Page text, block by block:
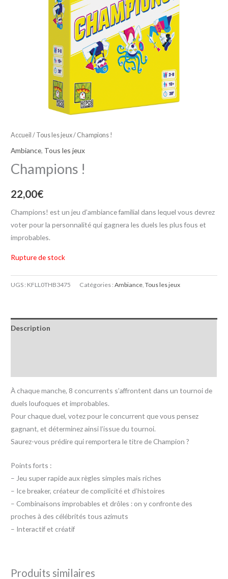
Accueil / Tous les jeux/ Champions !
Ambiance, Tous les jeux
Champions !
22,00€
Champions! est un jeu d’ambiance familial dans lequel vous devrez
voter pour la personnalité qui gagnera les duels les plus fous et
improbables.
Rupture de stock
UGS : KFLL0THB3475 Catégories :Ambiance ,Tous les jeux
Description
À chaque manche, 8 concurrents s’affrontent dans un tournoi de
duels loufoques et improbables.
Pour chaque duel, votez pour le concurrent que vous pensez
gagnant, et déterminez ainsi l’issue du tournoi.
Saurez-vous prédire qui remportera le titre de Champion ?
Points forts :
– Jeu super rapide aux règles simples mais riches
– Ice breaker, créateur de complicité et d’histoires
– Combinaisons improbables et drôles : on y confronte des
proches à des célébrités tous azimuts
– Interactif et créatif
Produits similaires